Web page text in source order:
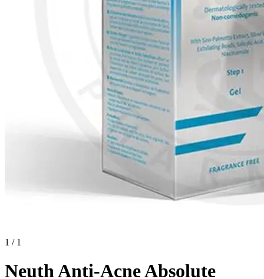
1 / 1
Neuth Anti-Acne Absolute